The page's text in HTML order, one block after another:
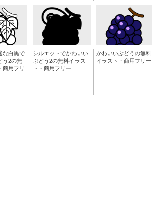
な白黒で
う2の無
商用フリ
シルエットでかわいい
ぶどう2の無料イラス
ト・商用フリー
かわいいぶどうの無料
イラスト・商用フリー